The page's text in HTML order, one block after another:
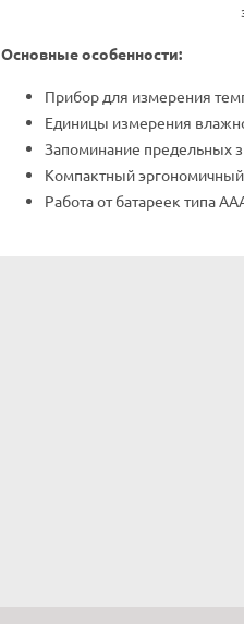
Основные особенности:
Прибор для измерения
Единицы измерения
Запоминание предельных
Компактный эргономичный
Работа от батареек типа